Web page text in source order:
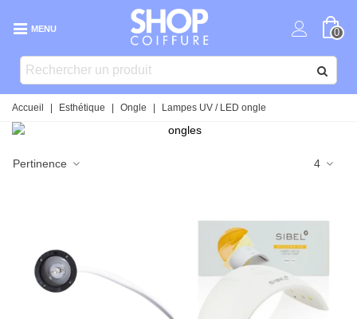
MENU 0
Accueil Esthétique Ongle Lampes UV / LED ongle
Pertinence 4